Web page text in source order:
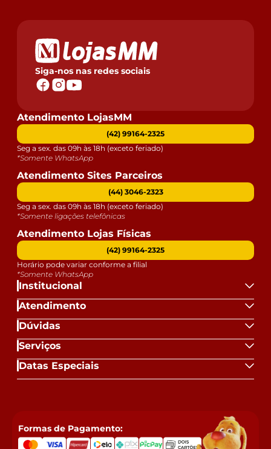
Siga-nos nas redes sociais
Institucional
Atendimento
Dúvidas
Serviços
Datas Especiais
Atendimento LojasMM
(42) 99164-2325
Seg a sex. das 09h às 18h (exceto feriado)
*Somente WhatsApp
Atendimento Sites Parceiros
(44) 3046-2323
Seg a sex. das 09h às 18h (exceto feriado)
*Somente ligações telefônicas
Atendimento Lojas Físicas
(42) 99164-2325
Horário pode variar conforme a filial
*Somente WhatsApp
Formas de Pagamento: